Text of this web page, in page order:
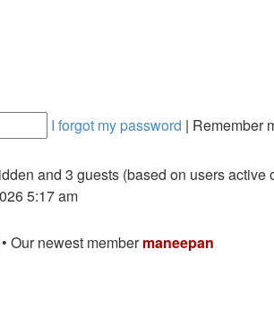
I forgot my password | Remember
and 3 guests (based on users active
5:17 am
• Our newest membermaneepan